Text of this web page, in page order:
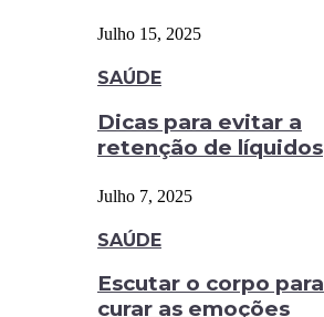
Julho 15, 2025
SAÚDE
Dicas para evitar a
retenção de líquidos
Julho 7, 2025
SAÚDE
Escutar o corpo para
curar as emoções